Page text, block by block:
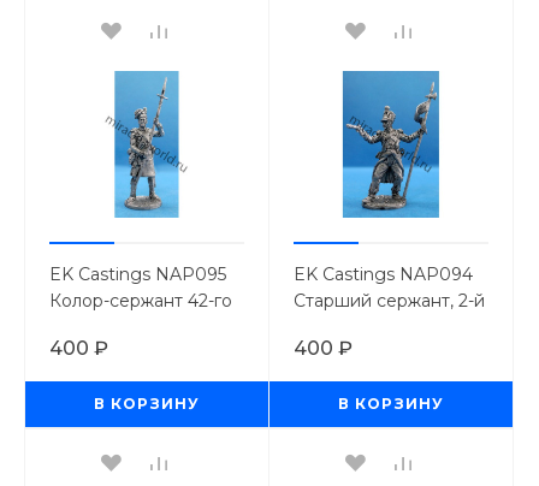
EK Castings NAP095
Колор-сержант 42-го
Хайлэндского полка.
Великобритания
1806-15г. (54мм.)
400 ₽
В КОРЗИНУ
EK Castings NAP094
Старший сержант, 2-й
полка. Франция, 1812-
15 гг. (54мм.)
400 ₽
В КОРЗИНУ